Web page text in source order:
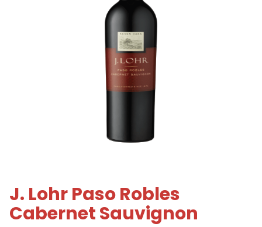
J. Lohr Paso Robles
Cabernet Sauvignon